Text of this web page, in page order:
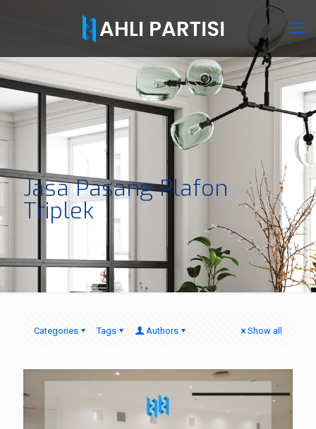
Jasa Pasang Plafon
Triplek
Categories Tags Authors Show all